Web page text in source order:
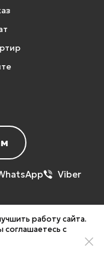
Viber
носит
при каких
офертой!
работу сайта.
соглашаетесь с